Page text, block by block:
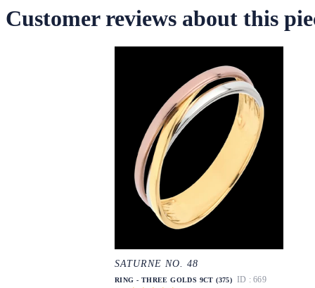
Customer reviews about this
SATURNE NO. 48
RING - THREE GOLDS 9CT (375) ID : 669